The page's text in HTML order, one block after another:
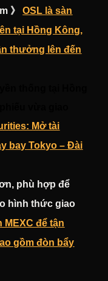
》OSL là sàn
tại Hồng Kông,
thưởng lên đến
Mở tài
bay Tokyo – Đài
phù hợp để
hình thức giao
MEXC để tận
gồm đòn bẩy